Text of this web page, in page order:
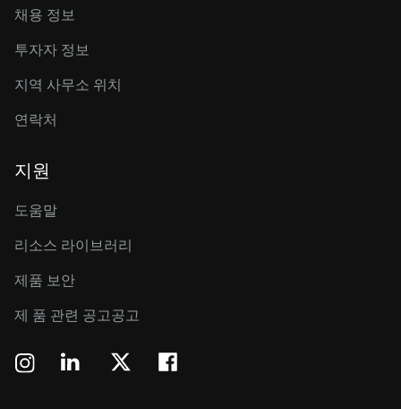
채용 정보
투자자 정보
지역 사무소 위치
연락처
지원
도움말
리소스 라이브러리
제품 보안
제 품 관련 공고공고